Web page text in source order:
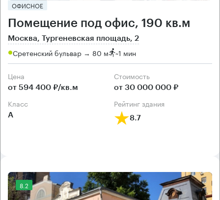
ОФИСНОЕ
Помещение под офис, 190 кв.м
Москва, Тургеневская площадь, 2
Сретенский бульвар → 80 м ~1 мин
Цена
от 594 400 ₽/кв.м
Cтоимость
от 30 000 000 ₽
класс
А
рейтинг здания
8.7
8.2